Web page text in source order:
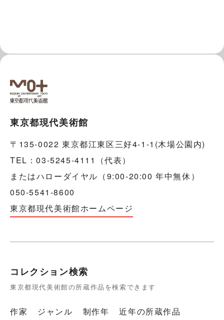
東京都現代美術館
〒135-0022 東京都江東区三好4-1-1(木場公園内)
TEL：03-5245-4111（代表）
またはハローダイヤル（9:00-20:00 年中無休）
050-5541-8600
東京都現代美術館ホームページ
コレクション検索
東京都現代美術館の所蔵作品を検索できます
作家 ジャンル 制作年 近年の所蔵作品